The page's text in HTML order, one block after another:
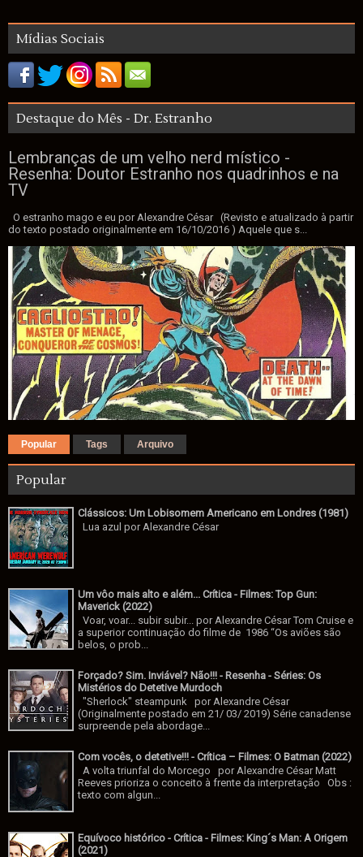
Mídias Sociais
Destaque do Mês - Dr. Estranho
Lembranças de um velho nerd místico -
Resenha: Doutor Estranho nos quadrinhos e na
TV
O estranho mago e eu por Alexandre César (Revisto e atualizado à partir
do texto postado originalmente em 16/10/2016 ) Aquele que s...
Popular Tags Arquivo
Popular
Clássicos: Um Lobisomem Americano em Londres (1981)
Lua azul por Alexandre César
Um vôo mais alto e além... Crítica - Filmes: Top Gun:
Maverick (2022)
Voar, voar... subir subir... por Alexandre César Tom Cruise e
a superior continuação do filme de 1986 “Os aviões são
belos, o prob...
Forçado? Sim. Inviável? Não!!! - Resenha - Séries: Os
Mistérios do Detetive Murdoch
"Sherlock" steampunk por Alexandre César
(Originalmente postado em 21/ 03/ 2019) Série canadense
surpreende pela abordage...
Com vocês, o detetive!!! - Crítica – Filmes: O Batman (2022)
A volta triunfal do Morcego por Alexandre César Matt
Reeves prioriza o conceito à frente da interpretação Obs :
texto com algun...
Equívoco histórico - Crítica - Filmes: King´s Man: A Origem
(2021)